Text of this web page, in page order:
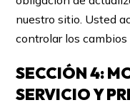
nuestro sitio. Usted
controlar los
SECCIÓN 4:
SERVICIO Y